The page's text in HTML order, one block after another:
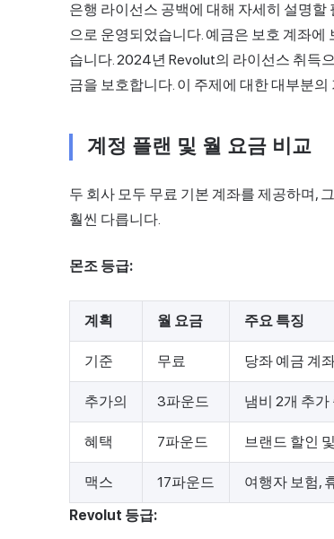
은행 라이선스 공백에 대해 자세히 설명
으로 운영되었습니다. 예금은 보호 계좌
습니다. 2024년 Revolut의 라이선스 취득
금을 보호합니다. 이 주제에 대한 대부분
계정 플랜 및 월 요금 비교
두 회사 모두 무료 기본 계좌를 제공하며,
훨씬 다릅니다.
몬조 등급:
계획 월 요금 주요 특징
기준 무료 당좌 예금 계
추가의 3파운드 냄비 2개 추
혜택 7파운드 브랜드 할인
맥스 17파운드
여행자 보험,
Revolut 등급: